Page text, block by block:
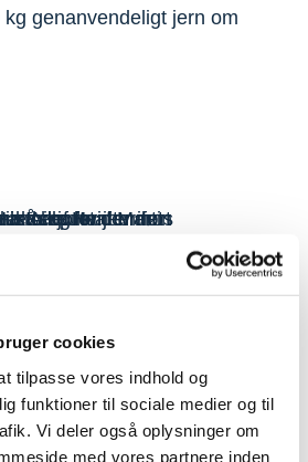
cookies
tilpasse vores indhold og
funktioner til sociale medier og til
Vi deler også oplysninger om
med vores partnere inden
genanvendeligt jern om
Martin
Kontakt din lokale
her